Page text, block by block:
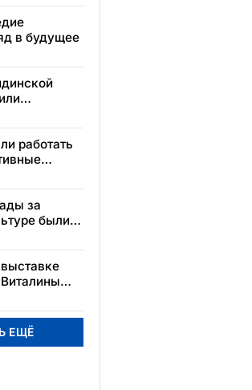
в будущее
с
работать
за
были
ЕЩЁ